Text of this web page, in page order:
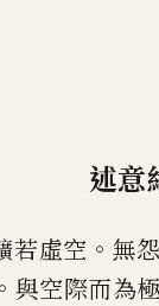
述意
若虛空 。 無
。 與空際而為極